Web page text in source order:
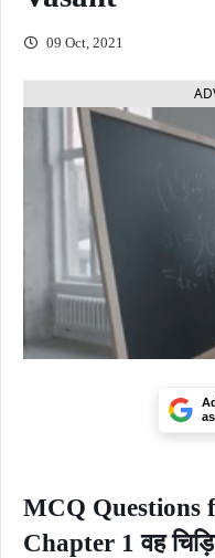
09 Oct, 2021
MCQ Questions
Chapter 1 वह